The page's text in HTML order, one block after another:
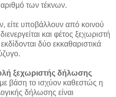
των τέκνων.
είτε υποβάλλουν από κοινού
και φέτος ξεχωριστή
δύο εκκαθαριστικά
ξεχωριστής δήλωσης
με βάση το ισχύον καθεστώς η
δήλωσης είναι